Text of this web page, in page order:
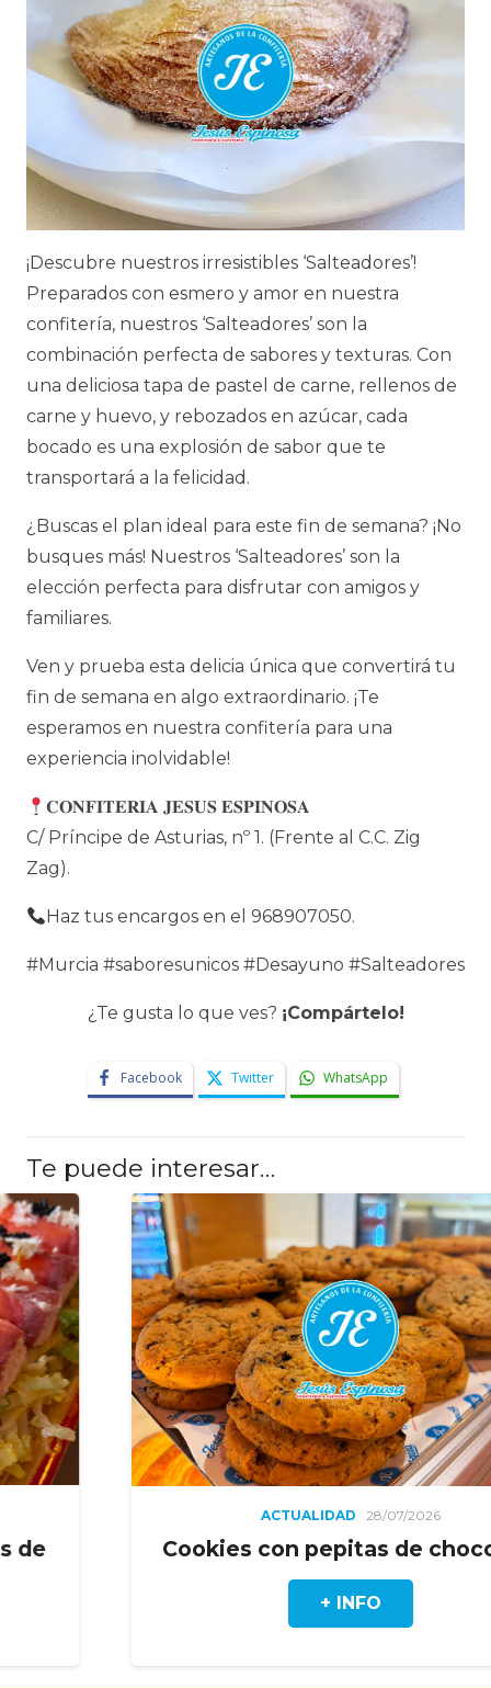
¡Descubre nuestros irresistibles ‘Salteadores’!
Preparados con esmero y amor en nuestra
confitería, nuestros ‘Salteadores’ son la
combinación perfecta de sabores y texturas. Con
una deliciosa tapa de pastel de carne, rellenos de
carne y huevo, y rebozados en azúcar, cada
bocado es una explosión de sabor que te
transportará a la felicidad.
¿Buscas el plan ideal para este fin de semana? ¡No
busques más! Nuestros ‘Salteadores’ son la
elección perfecta para disfrutar con amigos y
familiares.
Ven y prueba esta delicia única que convertirá tu
fin de semana en algo extraordinario. ¡Te
esperamos en nuestra confitería para una
experiencia inolvidable!
𝐂𝐎𝐍𝐅𝐈𝐓𝐄𝐑𝐈𝐀 𝐉𝐄𝐒𝐔𝐒 𝐄𝐒𝐏𝐈𝐍𝐎𝐒𝐀
C/ Príncipe de Asturias, nº 1. (Frente al C.C. Zig
Zag).
Haz tus encargos en el 968907050.
#Murcia #saboresunicos #Desayuno #Salteadores
¿Te gusta lo que ves? ¡Compártelo!
Facebook Twitter WhatsApp
Te puede interesar…
ACTUALIDAD 28/07/2026
Cookies con pepitas de chocolate